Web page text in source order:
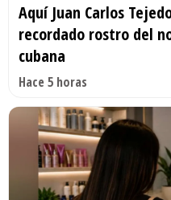
Aquí Juan Carlos
recordado rostro del
cubana
Hace 5 horas